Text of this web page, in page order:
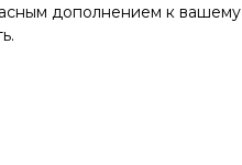
дополнением к вашему